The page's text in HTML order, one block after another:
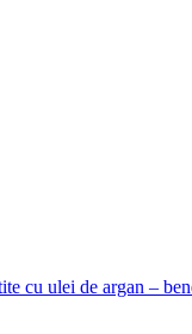
cu ulei de argan –